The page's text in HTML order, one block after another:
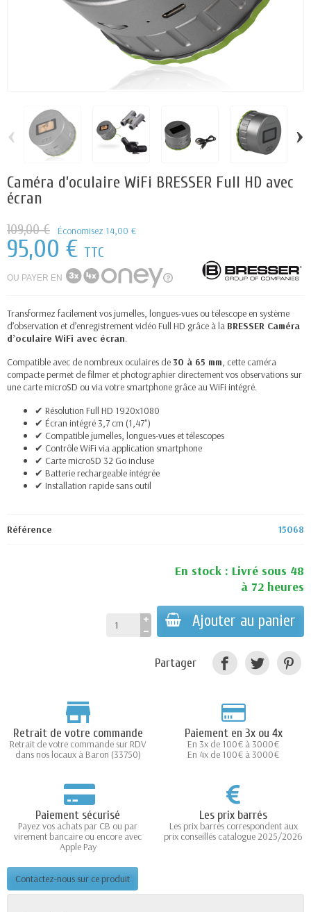
‹ ›
Caméra d’oculaire WiFi BRESSER Full HD avec
écran
109,00 € Économisez 14,00 €
95,00 € TTC
OU PAYER EN
Transformez facilement vos jumelles, longues-vues ou télescope en système
d’observation et d’enregistrement vidéo Full HD grâce à la BRESSER Caméra
d’oculaire WiFi avec écran.
Compatible avec de nombreux oculaires de30 à 65 mm, cette caméra
compacte permet de filmer et photographier directement vos observations sur
une carte microSD ou via votre smartphone grâce au WiFi intégré.
✔ Résolution Full HD 1920x1080
✔ Écran intégré 3,7 cm (1,47")
✔ Compatible jumelles, longues-vues et télescopes
✔ Contrôle WiFi via application smartphone
✔ Carte microSD 32 Go incluse
✔ Batterie rechargeable intégrée
✔ Installation rapide sans outil
Référence 15068
En stock : Livré sous 48
à 72 heures
Ajouter au panier
Partager
Retrait de votre commande
Retrait de votre commande sur RDV
dans nos locaux à Baron (33750)
Paiement en 3x ou 4x
En 3x de 100€ à 3000€
En 4x de 100€ à 3000€
Paiement sécurisé
Payez vos achats par CB ou par
virement bancaire ou encore avec
Apple Pay
Les prix barrés
Les prix barrés correspondent aux
prix conseillés catalogue 2025/2026
Contactez-nous sur ce produit